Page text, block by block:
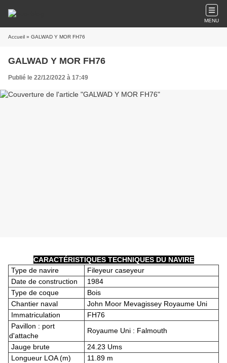
MENU
Accueil » GALWAD Y MOR FH76
GALWAD Y MOR FH76
Publié le 22/12/2022 à 17:49
CARACTÉRISTIQUES TECHNIQUES DU NAVIRE
Type de navire
Fileyeur caseyeur
Date de construction
1984
Type de coque
Bois
Chantier naval
John Moor Mevagissey Royaume Uni
Immatriculation
FH76
Pavillon : port
d'attache
Royaume Uni : Falmouth
Jauge brute
24.23 Ums
Longueur LOA (m)
11.89 m